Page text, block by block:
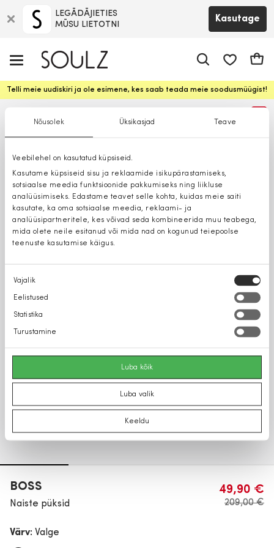
Nõusolek Üksikasjad Teave
Veebilehel on kasutatud küpsiseid.
Kasutame küpsiseid sisu ja reklaamide isikupärastamiseks,
sotsiaalse meedia funktsioonide pakkumiseks ning liikluse
analüüsimiseks. Edastame teavet selle kohta, kuidas meie saiti
kasutate, ka oma sotsiaalse meedia, reklaami- ja
analüüsipartneritele, kes võivad seda kombineerida muu teabega,
mida olete neile esitanud või mida nad on kogunud teiepoolse
teenuste kasutamise käigus.
Nõusoleku
valik
Vajalik
Eelistused
Statistika
Turustamine
Luba kõik
Luba valik
Keeldu
LEGĀDĀJIETIES
MŪSU LIETOTNI
Kasutage
Telli meie uudiskiri ja ole esimene, kes saab teada meie soodusmüügist!
BOSS
Naiste püksid
49,90 €
209,00 €
Värv: Valge